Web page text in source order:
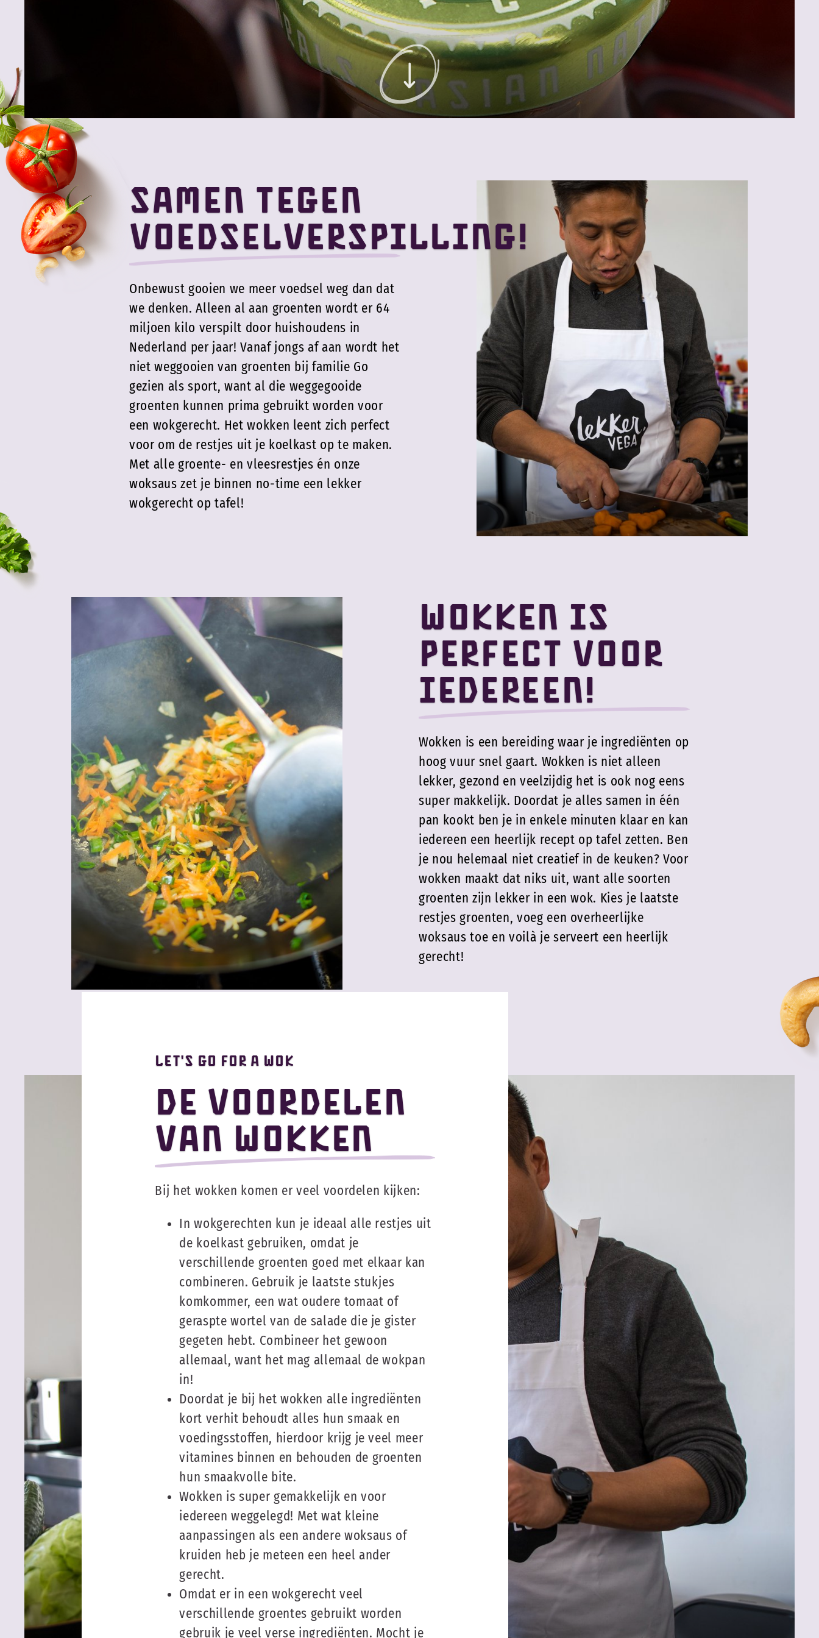
Samen tegen
voedselverspilling!
Onbewust gooien we meer voedsel weg dan dat
we denken. Alleen al aan groenten wordt er 64
miljoen kilo verspilt door huishoudens in
Nederland per jaar! Vanaf jongs af aan wordt het
niet weggooien van groenten bij familie Go
gezien als sport, want al die weggegooide
groenten kunnen prima gebruikt worden voor
een wokgerecht. Het wokken leent zich perfect
voor om de restjes uit je koelkast op te maken.
Met alle groente- en vleesrestjes én onze
woksaus zet je binnen no-time een lekker
wokgerecht op tafel!
Wokken is
perfect voor
iedereen!
Wokken is een bereiding waar je ingrediënten op
hoog vuur snel gaart. Wokken is niet alleen
lekker, gezond en veelzijdig het is ook nog eens
super makkelijk. Doordat je alles samen in één
pan kookt ben je in enkele minuten klaar en kan
iedereen een heerlijk recept op tafel zetten. Ben
je nou helemaal niet creatief in de keuken? Voor
wokken maakt dat niks uit, want alle soorten
groenten zijn lekker in een wok. Kies je laatste
restjes groenten, voeg een overheerlijke
woksaus toe en voilà je serveert een heerlijk
gerecht!
Let's go for a Wok
De voordelen
van Wokken
Bij het wokken komen er veel voordelen kijken:
In wokgerechten kun je ideaal alle restjes uit
de koelkast gebruiken, omdat je
verschillende groenten goed met elkaar kan
combineren. Gebruik je laatste stukjes
komkommer, een wat oudere tomaat of
geraspte wortel van de salade die je gister
gegeten hebt. Combineer het gewoon
allemaal, want het mag allemaal de wokpan
in!
Doordat je bij het wokken alle ingrediënten
kort verhit behoudt alles hun smaak en
voedingsstoffen, hierdoor krijg je veel meer
vitamines binnen en behouden de groenten
hun smaakvolle bite.
Wokken is super gemakkelijk en voor
iedereen weggelegd! Met wat kleine
aanpassingen als een andere woksaus of
kruiden heb je meteen een heel ander
gerecht.
Omdat er in een wokgerecht veel
verschillende groentes gebruikt worden
gebruik je veel verse ingrediënten. Mocht je